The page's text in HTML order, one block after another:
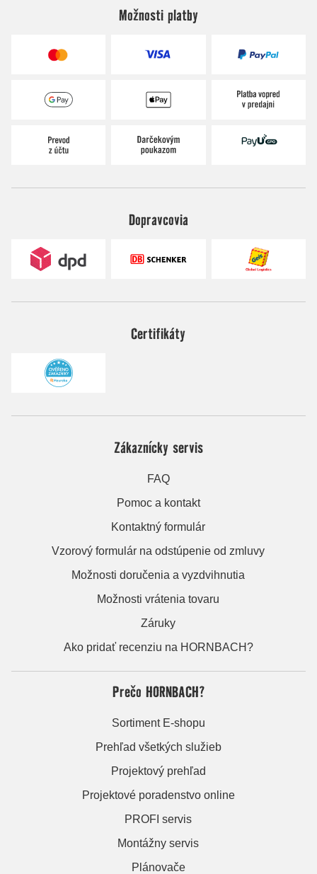
Možnosti platby
Dopravcovia
Certifikáty
Zákaznícky servis
FAQ
Pomoc a kontakt
Kontaktný formulár
Vzorový formulár na odstúpenie od zmluvy
Možnosti doručenia a vyzdvihnutia
Možnosti vrátenia tovaru
Záruky
Ako pridať recenziu na HORNBACH?
Prečo HORNBACH?
Sortiment E-shopu
Prehľad všetkých služieb
Projektový prehľad
Projektové poradenstvo online
PROFI servis
Montážny servis
Plánovače